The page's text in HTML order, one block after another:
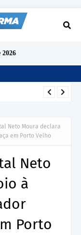
2026
Neto Moura declara
em Porto Velho
Neto
à
Porto